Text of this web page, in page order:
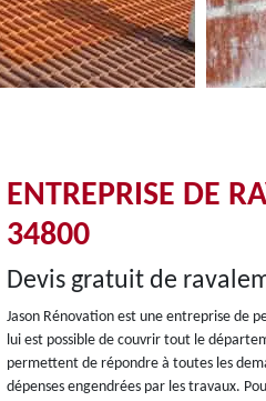
ENTREPRISE DE
34800
Devis gratuit de
Jason Rénovation est une entreprise de
lui est possible de couvrir tout le
permettent de répondre à toutes les
dépenses engendrées par les travaux.